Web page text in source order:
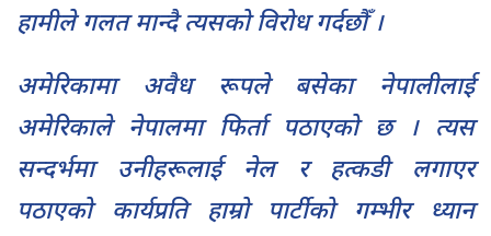
हामीले गलत मान्दै त्यसको विरोध गर्दछौँ ।
अमेरिकामा अवैध रूपले बसेका नेपालीलाई
अमेरिकाले नेपालमा फिर्ता पठाएको छ । त्यस
सन्दर्भमा उनीहरूलाई नेल र हत्कडी लगाएर
पठाएको कार्यप्रति हाम्रो पार्टीको गम्भीर ध्यान